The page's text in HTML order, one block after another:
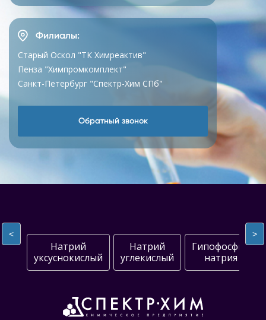
Филиалы:
Старый Оскол "ТК Химреактив"
Пенза "Химпромкомплект"
Санкт-Петербург "Спектр-Хим СПб"
Обратный звонок
<
Натрий
уксуснокислый
Натрий
углекислый
Гипофосфит
натрия
>